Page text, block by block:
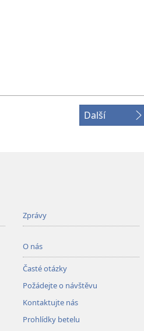
Další
Zprávy
O nás
Časté otázky
Požádejte o návštěvu
Kontaktujte nás
Prohlídky betelu